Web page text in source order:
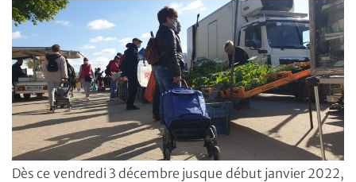
Dès ce vendredi 3 décembre jusque début janvier 2022,